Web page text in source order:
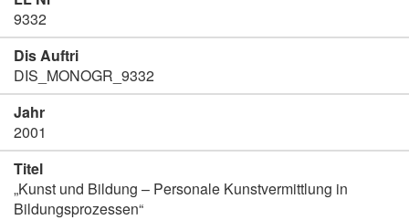
9332
Dis Auftri
DIS_MONOGR_9332
Jahr
2001
Titel
„Kunst und Bildung – Personale Kunstvermittlung in
Bildungsprozessen“